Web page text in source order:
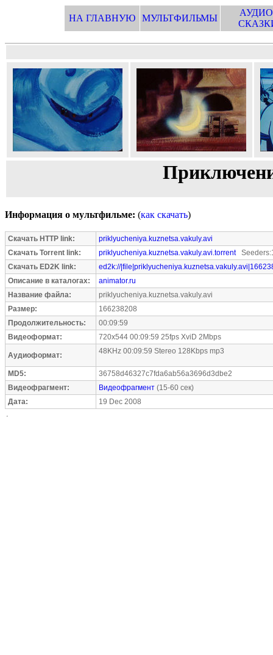
НА ГЛАВНУЮ МУЛЬТФИЛЬМЫ
Информация о мультфильме: (как скачать)
Скачать HTTP link:
priklyucheniya.kuznetsa.vakuly.avi
Скачать Torrent link:
priklyucheniya.kuznetsa.vakuly.avi.torrent
Скачать ED2K link:
ed2k://
Описание в каталогах:
animator.ru
Название файла:
priklyucheniya.kuznetsa.vakuly.avi
Размер:
166238208
Продолжительность:
00:09:59
Видеоформат:
720x544 00:09:59 25fps XviD 2Mbps
Аудиоформат: 48KHz 00:09:59 Stereo 128Kbps mp3
MD5:
36758d46327c7fda6ab56a3696d3dbe2
Видеофрагмент:
Видеофрагмент (15-60 сек)
Дата:
19 Dec 2008